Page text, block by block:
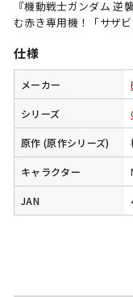
『機動戦士ガンダム 逆
む赤き専用機！「サザ
仕様
メーカー
シリーズ
原作 (原作シリーズ)
キャラクター
JAN